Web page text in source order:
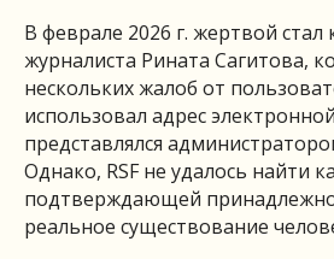
В феврале 2026 г. жертвой стал
журналиста Рината Сагитова,
нескольких жалоб от
использовал адрес
представлялся
Однако, RSF не удалось найти
подтверждающей
реальное существование